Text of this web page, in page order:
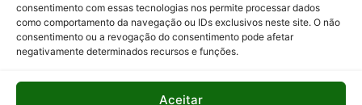
consentimento com essas tecnologias nos permite processar dados
como comportamento da navegação ou IDs exclusivos neste site. O não
consentimento ou a revogação do consentimento pode afetar
negativamente determinados recursos e funções.
Aceitar
Relatório
Anual de
Atividades
Auditoria
Interna